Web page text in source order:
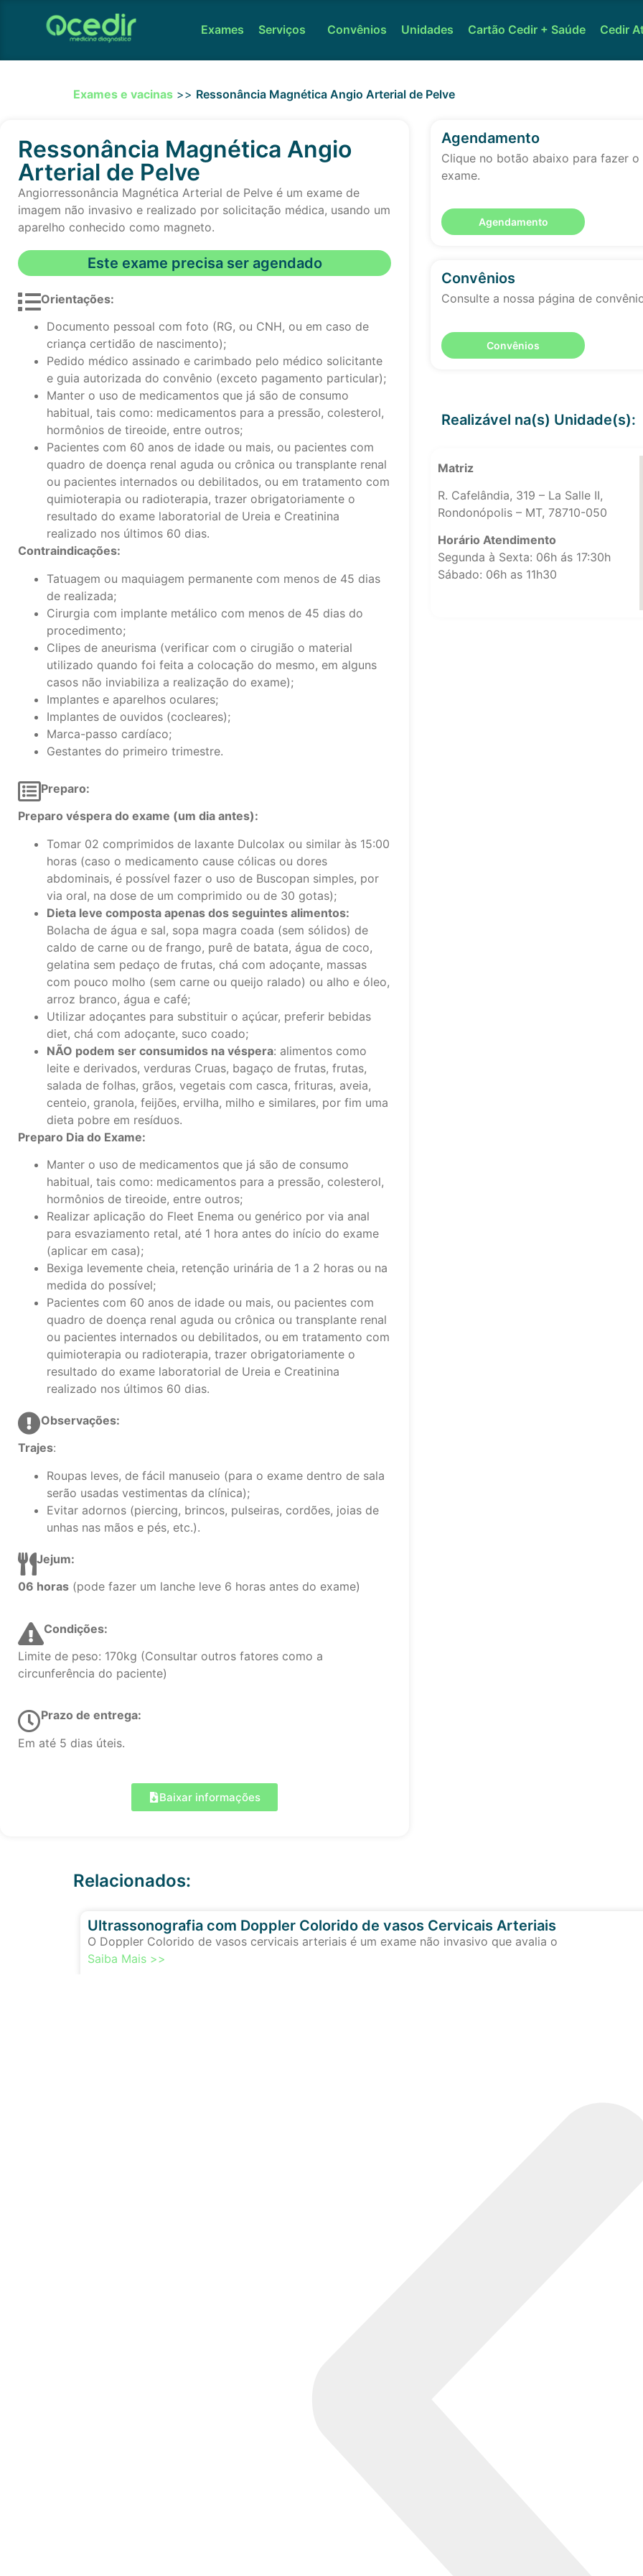
Exames Serviços Convênios Unidades Cartão Cedir + Saúde Cedir
Exames e vacinas >> Ressonância Magnética Angio Arterial de Pelve
Ressonância Magnética Angio
Arterial de Pelve
Angiorressonância Magnética Arterial de Pelve é um exame de
imagem não invasivo e realizado por solicitação médica, usando um
aparelho conhecido como magneto.
Este exame precisa ser agendado
Orientações:
Documento pessoal com foto (RG, ou CNH, ou em caso de
criança certidão de nascimento);
Pedido médico assinado e carimbado pelo médico solicitante
e guia autorizada do convênio (exceto pagamento particular);
Manter o uso de medicamentos que já são de consumo
habitual, tais como: medicamentos para a pressão, colesterol,
hormônios de tireoide, entre outros;
Pacientes com 60 anos de idade ou mais, ou pacientes com
quadro de doença renal aguda ou crônica ou transplante renal
ou pacientes internados ou debilitados, ou em tratamento com
quimioterapia ou radioterapia, trazer obrigatoriamente o
resultado do exame laboratorial de Ureia e Creatinina
realizado nos últimos 60 dias.
Contraindicações:
Tatuagem ou maquiagem permanente com menos de 45 dias
de realizada;
Cirurgia com implante metálico com menos de 45 dias do
procedimento;
Clipes de aneurisma (verificar com o cirugião o material
utilizado quando foi feita a colocação do mesmo, em alguns
casos não inviabiliza a realização do exame);
Implantes e aparelhos oculares;
Implantes de ouvidos (cocleares);
Marca-passo cardíaco;
Gestantes do primeiro trimestre.
Preparo:
Preparo véspera do exame (um dia antes):
Tomar 02 comprimidos de laxante Dulcolax ou similar às 15:00
horas (caso o medicamento cause cólicas ou dores
abdominais, é possível fazer o uso de Buscopan simples, por
via oral, na dose de um comprimido ou de 30 gotas);
Dieta leve composta apenas dos seguintes alimentos:
Bolacha de água e sal, sopa magra coada (sem sólidos) de
caldo de carne ou de frango, purê de batata, água de coco,
gelatina sem pedaço de frutas, chá com adoçante, massas
com pouco molho (sem carne ou queijo ralado) ou alho e óleo,
arroz branco, água e café;
Utilizar adoçantes para substituir o açúcar, preferir bebidas
diet, chá com adoçante, suco coado;
NÃO podem ser consumidos na véspera: alimentos como
leite e derivados, verduras Cruas, bagaço de frutas, frutas,
salada de folhas, grãos, vegetais com casca, frituras, aveia,
centeio, granola, feijões, ervilha, milho e similares, por fim uma
dieta pobre em resíduos.
Preparo Dia do Exame:
Manter o uso de medicamentos que já são de consumo
habitual, tais como: medicamentos para a pressão, colesterol,
hormônios de tireoide, entre outros;
Realizar aplicação do Fleet Enema ou genérico por via anal
para esvaziamento retal, até 1 hora antes do início do exame
(aplicar em casa);
Bexiga levemente cheia, retenção urinária de 1 a 2 horas ou na
medida do possível;
Pacientes com 60 anos de idade ou mais, ou pacientes com
quadro de doença renal aguda ou crônica ou transplante renal
ou pacientes internados ou debilitados, ou em tratamento com
quimioterapia ou radioterapia, trazer obrigatoriamente o
resultado do exame laboratorial de Ureia e Creatinina
realizado nos últimos 60 dias.
Observações:
Trajes:
Roupas leves, de fácil manuseio (para o exame dentro de sala
serão usadas vestimentas da clínica);
Evitar adornos (piercing, brincos, pulseiras, cordões, joias de
unhas nas mãos e pés, etc.).
Jejum:
06 horas (pode fazer um lanche leve 6 horas antes do exame)
Condições:
Limite de peso: 170kg (Consultar outros fatores como a
circunferência do paciente)
Prazo de entrega:
Em até 5 dias úteis.
Baixar informações
Agendamento
Clique no botão abaixo para fazer
exame.
Agendamento
Convênios
Consulte a nossa página de
Convênios
Realizável na(s) Unidade(s):
Matriz
R. Cafelândia, 319 – La Salle II,
Rondonópolis – MT, 78710-050
Horário Atendimento
Segunda à Sexta: 06h ás 17:30h
Sábado: 06h as 11h30
Relacionados:
Ultrassonografia com Doppler Colorido de vasos Cervicais Arteriais
O Doppler Colorido de vasos cervicais arteriais é um exame não invasivo que avalia o
Saiba Mais >>